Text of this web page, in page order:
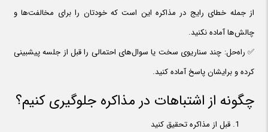
از جمله خطای رایج در مذاکره این است که خودتان را برای مخالفت‌ها و
چالش‌ها آماده نکنید.
✅ راه‌حل: چند سناریوی سخت یا سوال‌های احتمالی را قبل از جلسه پیشبینی
کرده و برایشان پاسخ آماده کنید.
چگونه از اشتباهات در مذاکره جلوگیری کنیم؟
قبل از مذاکره تحقیق کنید